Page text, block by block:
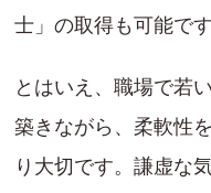
士」の取得も可能です
とはいえ、職場で若
築きながら、柔軟性
り大切です。謙虚な